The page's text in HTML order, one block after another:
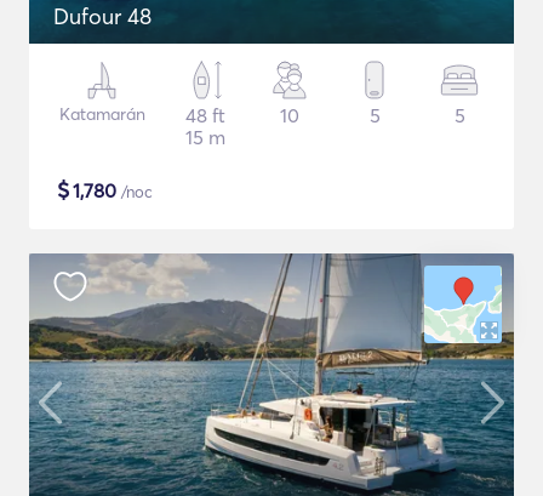
Dufour 48
Katamarán
48 ft
15 m
10 5 5
$1,780 /noc